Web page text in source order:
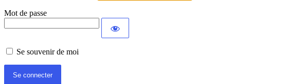
Mot de passe
Se souvenir de moi